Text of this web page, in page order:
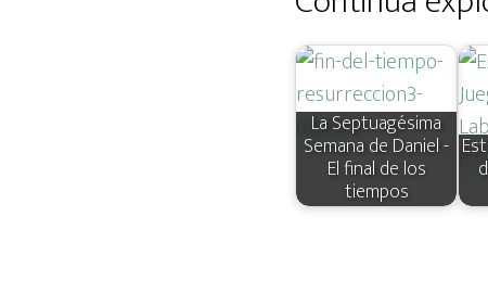
La Septuagésima
Semana de Daniel -
El final de los
tiempos